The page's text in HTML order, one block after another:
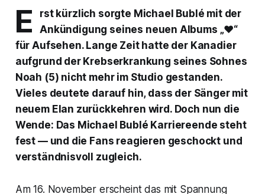
E
rst kürzlich sorgte Michael Bublé mit der
Ankündigung seines neuen Albums „❤“
für Aufsehen. Lange Zeit hatte der Kanadier
aufgrund der Krebserkrankung seines Sohnes
Noah (5) nicht mehr im Studio gestanden.
Vieles deutete darauf hin, dass der Sänger mit
neuem Elan zurückkehren wird. Doch nun die
Wende: Das Michael Bublé Karriereende steht
fest — und die Fans reagieren geschockt und
verständnisvoll zugleich.
Am 16. November erscheint das mit Spannung